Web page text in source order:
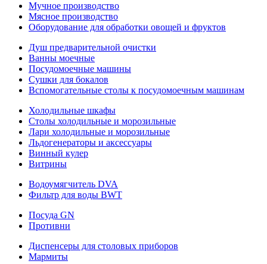
Мучное производство
Мясное производство
Оборудование для обработки овощей и фруктов
Душ предварительной очистки
Ванны моечные
Посудомоечные машины
Сушки для бокалов
Вспомогательные столы к посудомоечным машинам
Холодильные шкафы
Столы холодильные и морозильные
Лари холодильные и морозильные
Льдогенераторы и аксессуары
Винный кулер
Витрины
Водоумягчитель DVA
Фильтр для воды BWT
Посуда GN
Противни
Диспенсеры для столовых приборов
Мармиты